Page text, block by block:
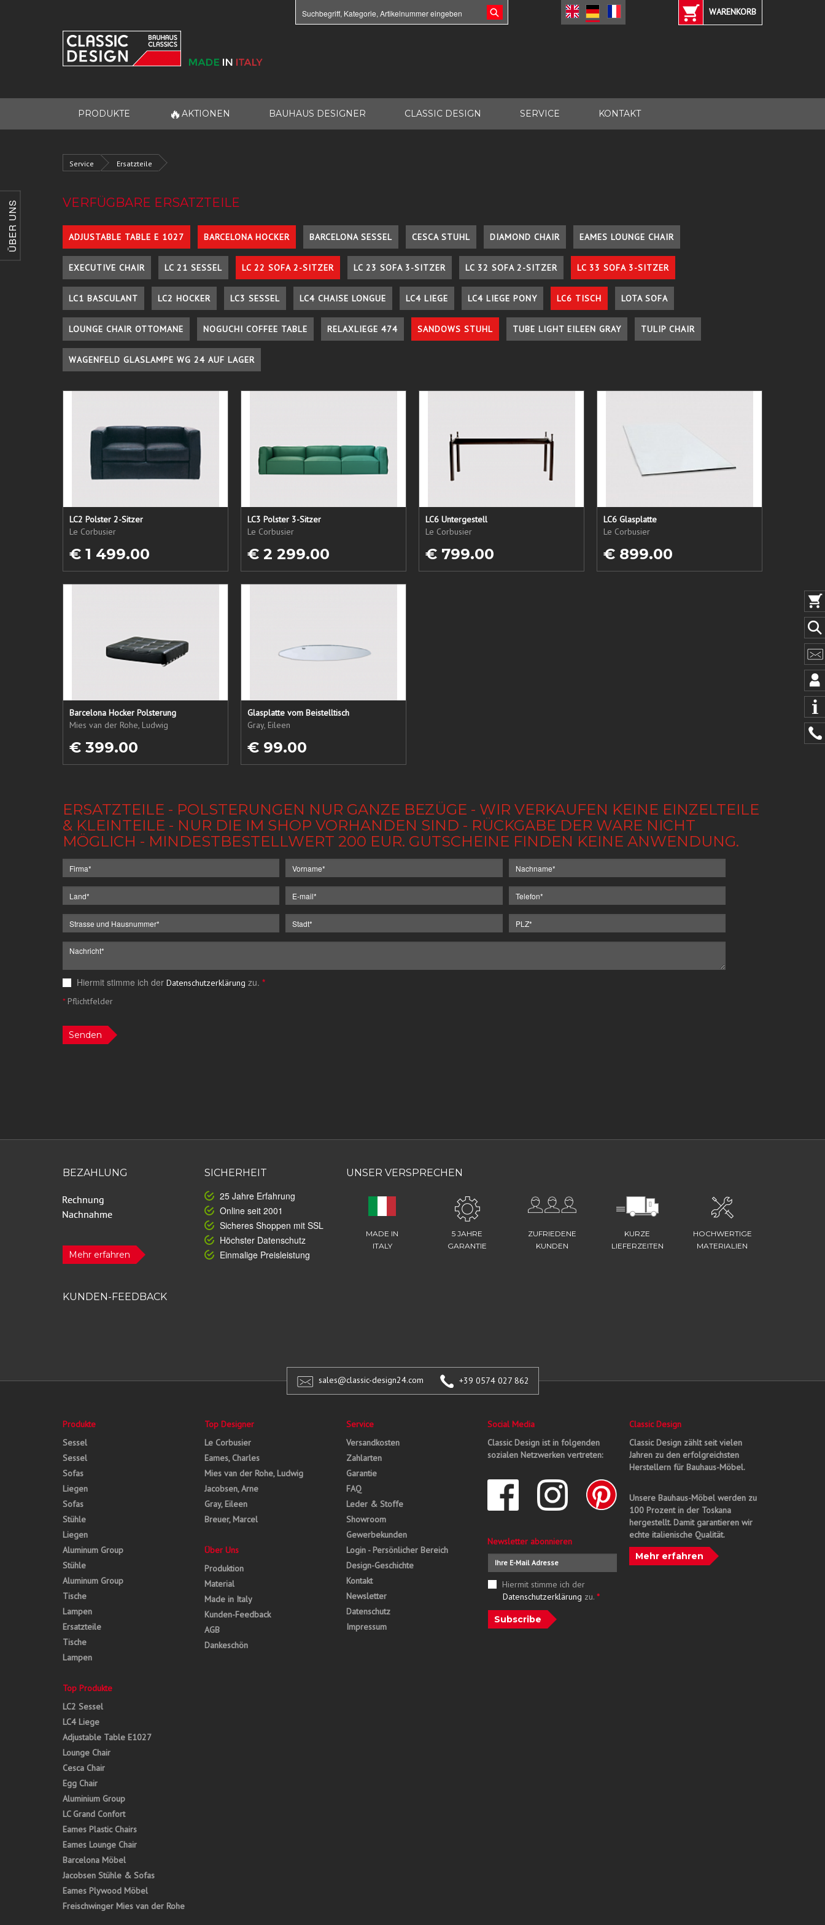
ÜBER UNS
WARENKORB
PRODUKTE 🔥 AKTIONEN BAUHAUS DESIGNER CLASSIC DESIGN SERVICE KONTAKT
Service Ersatzteile
VERFÜGBARE ERSATZTEILE
ADJUSTABLE TABLE E 1027 BARCELONA HOCKER BARCELONA SESSEL CESCA STUHL DIAMOND CHAIR EAMES LOUNGE CHAIR
EXECUTIVE CHAIR LC 21 SESSEL LC 22 SOFA 2-SITZER LC 23 SOFA 3-SITZER LC 32 SOFA 2-SITZER LC 33 SOFA 3-SITZER
LC1 BASCULANT LC2 HOCKER LC3 SESSEL LC4 CHAISE LONGUE LC4 LIEGE LC4 LIEGE PONY LC6 TISCH LOTA SOFA
LOUNGE CHAIR OTTOMANE NOGUCHI COFFEE TABLE RELAXLIEGE 474 SANDOWS STUHL TUBE LIGHT EILEEN GRAY TULIP CHAIR
WAGENFELD GLASLAMPE WG 24 AUF LAGER
LC2 Polster 2-Sitzer
Le Corbusier
€ 1 499.00
LC3 Polster 3-Sitzer
Le Corbusier
€ 2 299.00
LC6 Untergestell
Le Corbusier
€ 799.00
LC6 Glasplatte
Le Corbusier
€ 899.00
Barcelona Hocker Polsterung
Mies van der Rohe, Ludwig
€ 399.00
Glasplatte vom Beistelltisch
Gray, Eileen
€ 99.00
ERSATZTEILE - POLSTERUNGEN NUR GANZE BEZÜGE - WIR VERKAUFEN KEINE EINZELTEILE
& KLEINTEILE - NUR DIE IM SHOP VORHANDEN SIND - RÜCKGABE DER WARE NICHT
MÖGLICH - MINDESTBESTELLWERT 200 EUR. GUTSCHEINE FINDEN KEINE ANWENDUNG.
Hiermit stimme ich der Datenschutzerklärung zu. *
*Pflichtfelder
Senden
BEZAHLUNG
Mehr erfahren
SICHERHEIT
25 Jahre Erfahrung
Online seit 2001
Sicheres Shoppen mit SSL
Höchster Datenschutz
Einmalige Preisleistung
UNSER VERSPRECHEN
MADE IN
ITALY
5 JAHRE
GARANTIE
ZUFRIEDENE
KUNDEN
KURZE
LIEFERZEITEN
HOCHWERTIGE
MATERIALIEN
KUNDEN-FEEDBACK
sales@classic-design24.com +39 0574 027 862
Produkte
Sessel
Sessel
Sofas
Liegen
Sofas
Stühle
Liegen
Aluminum Group
Stühle
Aluminum Group
Tische
Lampen
Ersatzteile
Tische
Lampen
Top Produkte
LC2 Sessel
LC4 Liege
Adjustable Table E1027
Lounge Chair
Cesca Chair
Egg Chair
Aluminium Group
LC Grand Confort
Eames Plastic Chairs
Eames Lounge Chair
Barcelona Möbel
Jacobsen Stühle & Sofas
Eames Plywood Möbel
Freischwinger Mies van der Rohe
Top Designer
Le Corbusier
Eames, Charles
Mies van der Rohe, Ludwig
Jacobsen, Arne
Gray, Eileen
Breuer, Marcel
Über Uns
Produktion
Material
Made in Italy
Kunden-Feedback
AGB
Dankeschön
Service
Versandkosten
Zahlarten
Garantie
FAQ
Leder & Stoffe
Showroom
Gewerbekunden
Login - Persönlicher Bereich
Design-Geschichte
Kontakt
Newsletter
Datenschutz
Impressum
Social Media
Classic Design ist in folgenden
sozialen Netzwerken vertreten:
Newsletter abonnieren
Hiermit stimme ich der
Datenschutzerklärung zu. *
Subscribe
Classic Design
Classic Design zählt seit vielen
Jahren zu den erfolgreichsten
Herstellern für Bauhaus-Möbel.
Unsere Bauhaus-Möbel werden zu
100 Prozent in der Toskana
hergestellt. Damit garantieren wir
echte italienische Qualität.
Mehr erfahren